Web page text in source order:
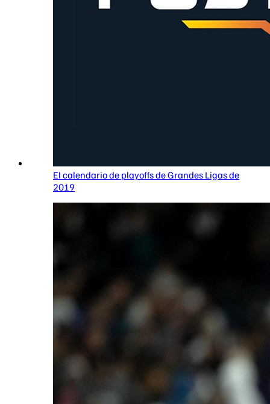
El calendario de playoffs de Grandes Ligas de
2019